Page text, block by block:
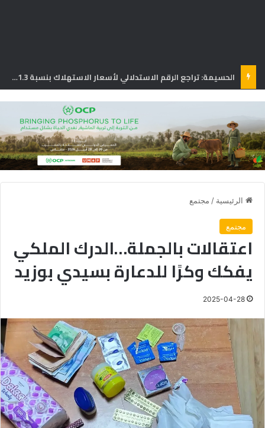
الحسيمة: تراجع الرقم الاستدلالي لأسعار الاستهلاك بنسبة 1.3% في يونيو
الرئيسية / مجتمع
مجتمع
اعتقالات بالجملة…الدرك الملكي
يفكك وكرًا للدعارة بسيدي بوزيد
2025-04-28